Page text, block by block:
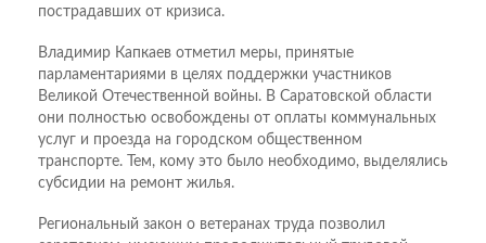
пострадавших от кризиса.
Владимир Капкаев отметил меры, принятые
парламентариями в целях поддержки участников
Великой Отечественной войны. В Саратовской области
они полностью освобождены от оплаты коммунальных
услуг и проезда на городском общественном
транспорте. Тем, кому это было необходимо, выделялись
субсидии на ремонт жилья.
Региональный закон о ветеранах труда позволил